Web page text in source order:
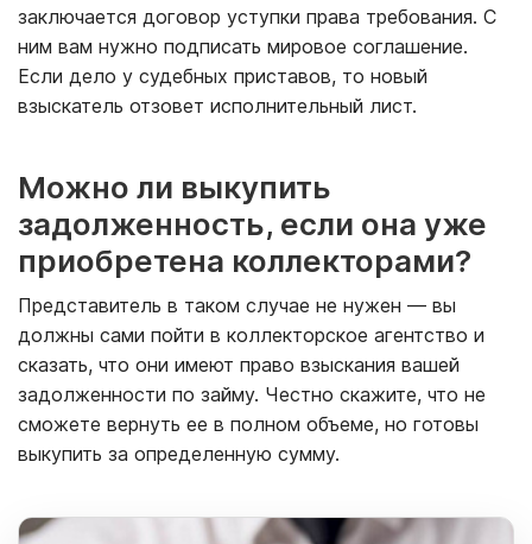
заключается договор уступки права требования. С
ним вам нужно подписать мировое соглашение.
Если дело у судебных приставов, то новый
взыскатель отзовет исполнительный лист.
Можно ли выкупить
задолженность, если она уже
приобретена коллекторами?
Представитель в таком случае не нужен — вы
должны сами пойти в коллекторское агентство и
сказать, что они имеют право взыскания вашей
задолженности по займу. Честно скажите, что не
сможете вернуть ее в полном объеме, но готовы
выкупить за определенную сумму.